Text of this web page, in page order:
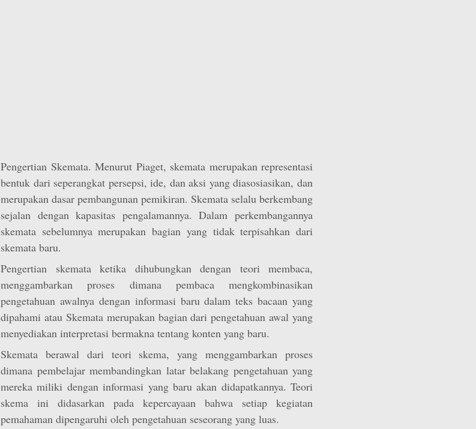
Pengertian Skemata. Menurut Piaget, skemata merupakan representasi
bentuk dari seperangkat persepsi, ide, dan aksi yang diasosiasikan, dan
merupakan dasar pembangunan pemikiran. Skemata selalu berkembang
sejalan dengan kapasitas pengalamannya. Dalam perkembangannya
skemata sebelumnya merupakan bagian yang tidak terpisahkan dari
skemata baru.
Pengertian skemata ketika dihubungkan dengan teori membaca,
menggambarkan proses dimana pembaca mengkombinasikan
pengetahuan awalnya dengan informasi baru dalam teks bacaan yang
dipahami atau Skemata merupakan bagian dari pengetahuan awal yang
menyediakan interpretasi bermakna tentang konten yang baru.
Skemata berawal dari teori skema, yang menggambarkan proses
dimana pembelajar membandingkan latar belakang pengetahuan yang
mereka miliki dengan informasi yang baru akan didapatkannya. Teori
skema ini didasarkan pada kepercayaan bahwa setiap kegiatan
pemahaman dipengaruhi oleh pengetahuan seseorang yang luas.